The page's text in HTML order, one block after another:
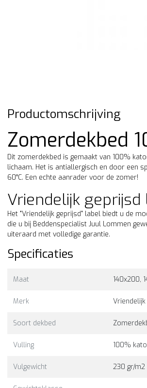
Productomschrijving
Zomerdekbed
Dit zomerdekbed is gemaakt van 100%
lichaam. Het is antiallergisch en door een
60°C. Een echte aanrader voor de zomer!
Vriendelijk
Het "Vriendelijk geprijsd" label biedt u de
die u bij Beddenspecialist Juul Lommen
uiteraard met volledige garantie.
Specificaties
Maat 140x200,
Merk
Soort dekbed
Vulling 100%
Vulgewicht 230 gr/m2
met
419,00